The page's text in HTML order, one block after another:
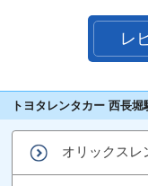
レ
トヨタレンタカー 西長
オリックスレ